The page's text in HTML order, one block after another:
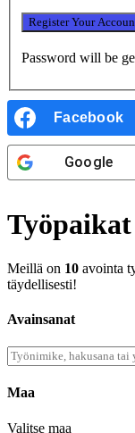
Password will be
Facebook
Google
Meillä on 10 avointa
täydellisesti!
Avainsanat
Maa
Valitse maa